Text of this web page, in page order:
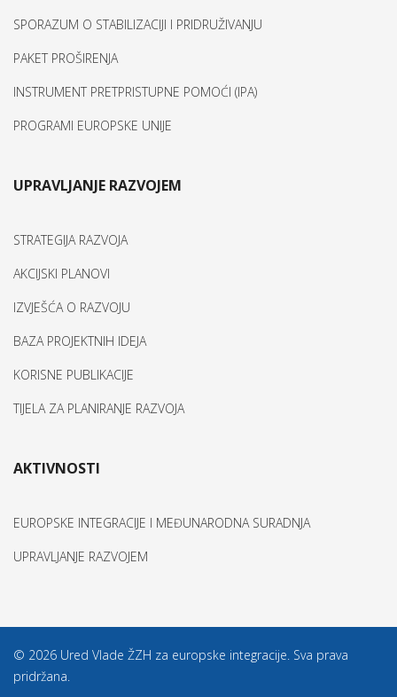
SPORAZUM O STABILIZACIJI I PRIDRUŽIVANJU
PAKET PROŠIRENJA
INSTRUMENT PRETPRISTUPNE POMOĆI (IPA)
PROGRAMI EUROPSKE UNIJE
UPRAVLJANJE RAZVOJEM
STRATEGIJA RAZVOJA
AKCIJSKI PLANOVI
IZVJEŠĆA O RAZVOJU
BAZA PROJEKTNIH IDEJA
KORISNE PUBLIKACIJE
TIJELA ZA PLANIRANJE RAZVOJA
AKTIVNOSTI
EUROPSKE INTEGRACIJE I MEĐUNARODNA SURADNJA
UPRAVLJANJE RAZVOJEM
© 2026 Ured Vlade ŽZH za europske integracije. Sva prava
pridržana.